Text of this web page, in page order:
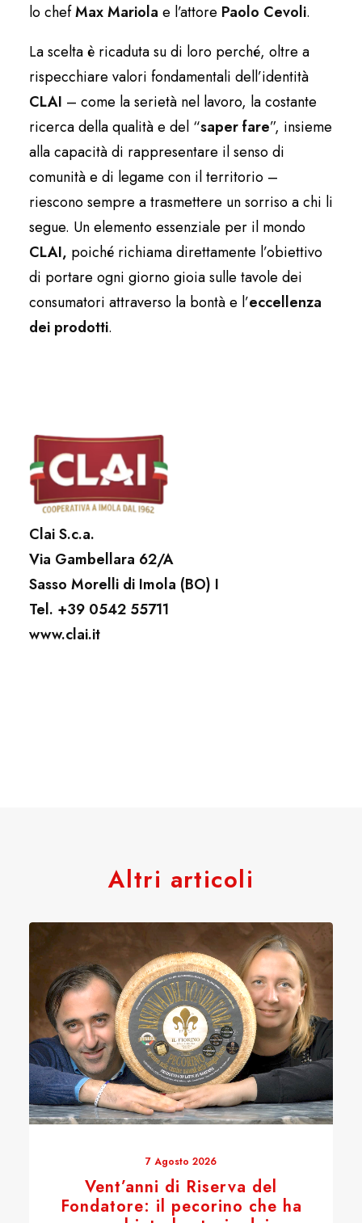
lo chefMax Mariola e l’attore Paolo Cevoli.
La scelta è ricaduta su di loro perché, oltre a
rispecchiare valori fondamentali dell’identità
CLAI – come la serietà nel lavoro, la costante
ricerca della qualità e del “saper fare”, insieme
alla capacità di rappresentare il senso di
comunità e di legame con il territorio –
riescono sempre a trasmettere un sorriso a chi li
segue. Un elemento essenziale per il mondo
CLAI, poiché richiama direttamente l’obiettivo
di portare ogni giorno gioia sulle tavole dei
consumatori attraverso la bontà e l’eccellenza
dei prodotti.
Clai S.c.a.
Via Gambellara 62/A
Sasso Morelli di Imola (BO) I
Tel. +39 0542 55711
www.clai.it
Altri articoli
7 Agosto 2026
Vent’anni di Riserva del
Fondatore: il pecorino che ha